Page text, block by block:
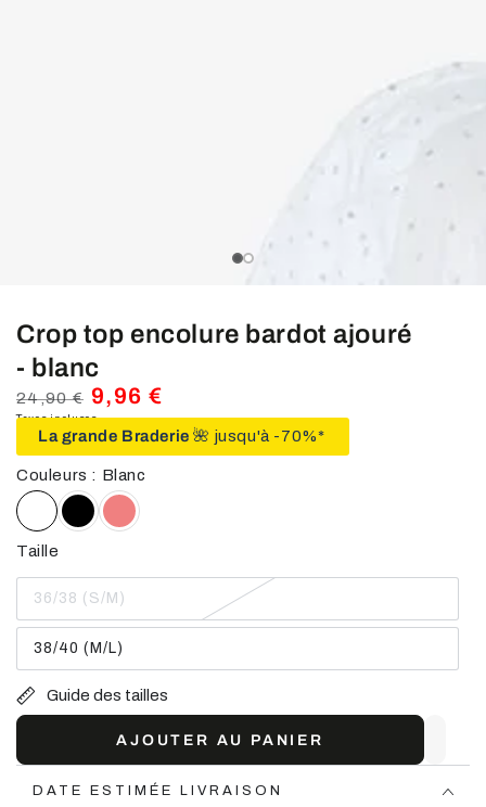
slide_0
slide_current
slide_1
Crop top encolure bardot ajouré
- blanc
Prix
normal
24,90 €
Prix
de
vente
9,96 €
Taxes incluses.
La grande Braderie 🌺 jusqu'à -70%*
Couleurs : Blanc
Taille
36/38 (S/M)
Variante
épuisée
indisponible
38/40 (M/L)
Variante
épuisée
indisponible
Guide des tailles
AJOUTER AU PANIER
DATE ESTIMÉE LIVRAISON